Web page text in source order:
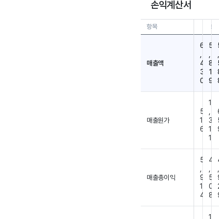
손익계산서
항목
매출액
6
4
3
0
5
8
1
9
매출원가
5
1
6
1
3
1
1
매출총이익
5
9
1
4
4
5
0
8
1